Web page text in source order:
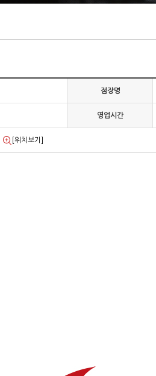
점장명
영업시간
[위치보기]